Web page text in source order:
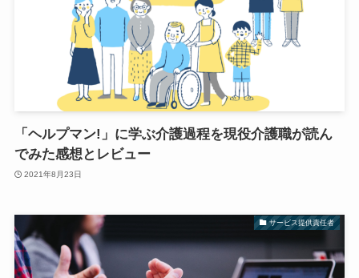
「ヘルプマン!」に学ぶ介護過程を現役介護職が読ん
でみた感想とレビュー
2021年8月23日
サービス提供責任者